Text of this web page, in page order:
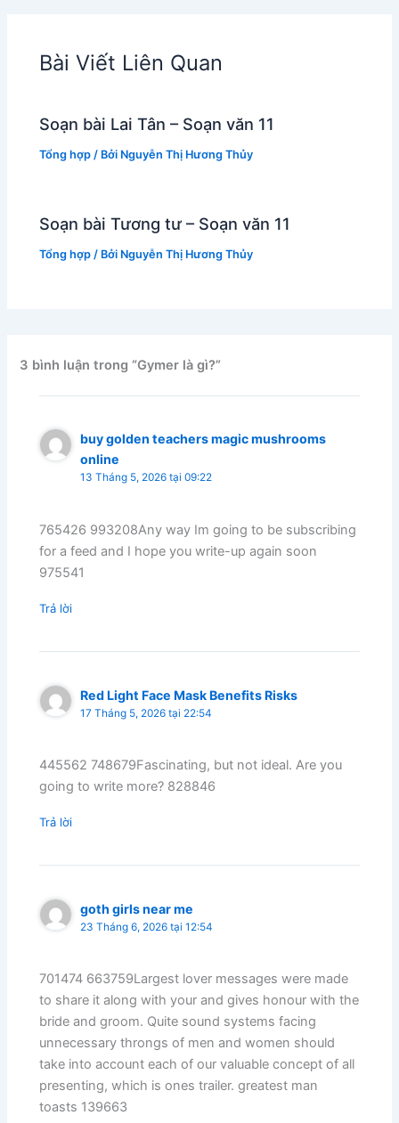
Bài Viết Liên Quan
Soạn bài Lai Tân – Soạn văn 11
Tổng hợp / Bởi Nguyễn Thị Hương Thủy
Soạn bài Tương tư – Soạn văn 11
Tổng hợp / Bởi Nguyễn Thị Hương Thủy
3 bình luận trong “Gymer là gì?”
buy golden teachers magic mushrooms
online
13 Tháng 5, 2026 tại 09:22
765426 993208Any way Im going to be subscribing
for a feed and I hope you write-up again soon
975541
Trả lời
Red Light Face Mask Benefits Risks
17 Tháng 5, 2026 tại 22:54
445562 748679Fascinating, but not ideal. Are you
going to write more? 828846
Trả lời
goth girls near me
23 Tháng 6, 2026 tại 12:54
701474 663759Largest lover messages were made
to share it along with your and gives honour with the
bride and groom. Quite sound systems facing
unnecessary throngs of men and women should
take into account each of our valuable concept of all
presenting, which is ones trailer. greatest man
toasts 139663